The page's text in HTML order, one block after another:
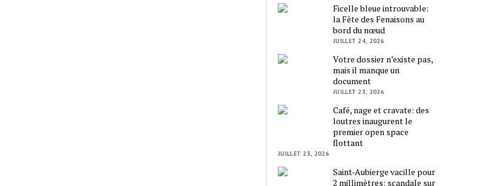
Ficelle bleue introuvable:
la Fête des Fenaisons au
bord du nœud
JUILLET 24, 2026
Votre dossier n’existe pas,
mais il manque un
document
JUILLET 23, 2026
Café, nage et cravate: des
loutres inaugurent le
premier open space
flottant
JUILLET 23, 2026
Saint-Aubierge vacille pour
2 millimètres: scandale sur